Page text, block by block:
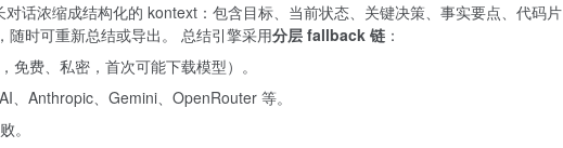
对话浓缩成结构化的 kontext：包含目标、当前状态、关键决策、事实要点、代码片
，随时可重新总结或导出。 总结引擎采用分层 fallback 链 ：
费、私密，首次可能下载模型）。
、Anthropic、Gemini、OpenRouter 等。
。